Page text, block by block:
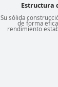
Estructura
Su sólida
de forma
rendimiento